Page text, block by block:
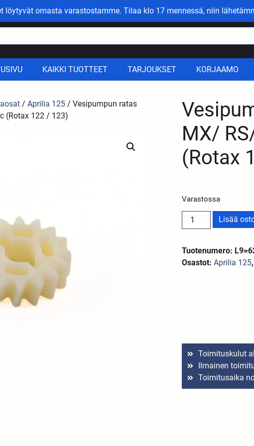
löytyvät omasta varastostamme. Tilaa klo 17 mennessä, niin
KAIKKI TUOTTEET TARJOUKSET KORJAAMO
/Aprilia 125 / Vesipumpun ratas
(Rotax 122 / 123)
MX/
(Rotax
Varastossa
Lisää
Tuotenumero:
Osastot:Aprilia 125,
Toimituskulut
Ilmainen
Toimitusaika